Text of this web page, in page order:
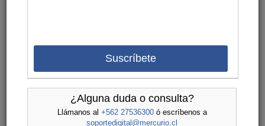
Suscríbete
¿Alguna duda o consulta?
Llámanos al +562 27536300ó escríbenos a
soportedigital@mercurio.cl